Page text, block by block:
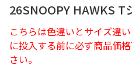
26SNOOPY HAWKS
こちらは色違いとサイズ違
に投入する前に必ず商品価
さい。